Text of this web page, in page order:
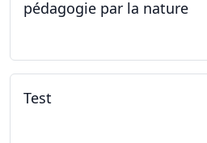
pédagogie par la nature
Test